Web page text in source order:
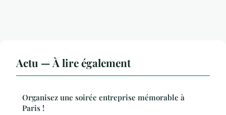
Actu — À lire également
Organisez une soirée entreprise mémorable à
Paris !